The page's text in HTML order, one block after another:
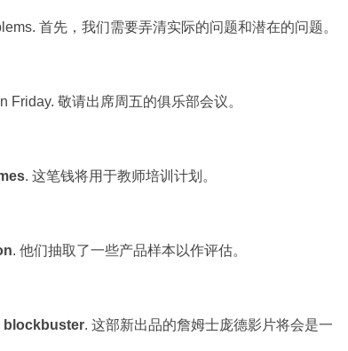
首先，我们需要弄清实际的问题和潜在的问题。
Friday. 敬请出席周五的俱乐部会议。
. 这笔钱将用于教师培训计划。
. 他们抽取了一些产品样本以作评估。
blockbuster. 这部新出品的詹姆士庞德影片将会是一